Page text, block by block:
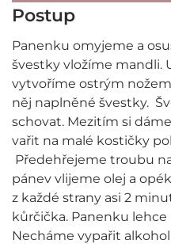
Postup
Panenku omyjeme a
švestky vložíme mandli.
vytvoříme ostrým
něj naplněné švestky.
schovat. Mezitím si
vařit na malé kostičky
Předehřejeme troubu
pánev vlijeme olej a
z každé strany asi 2
kůrčička. Panenku
Necháme vypařit